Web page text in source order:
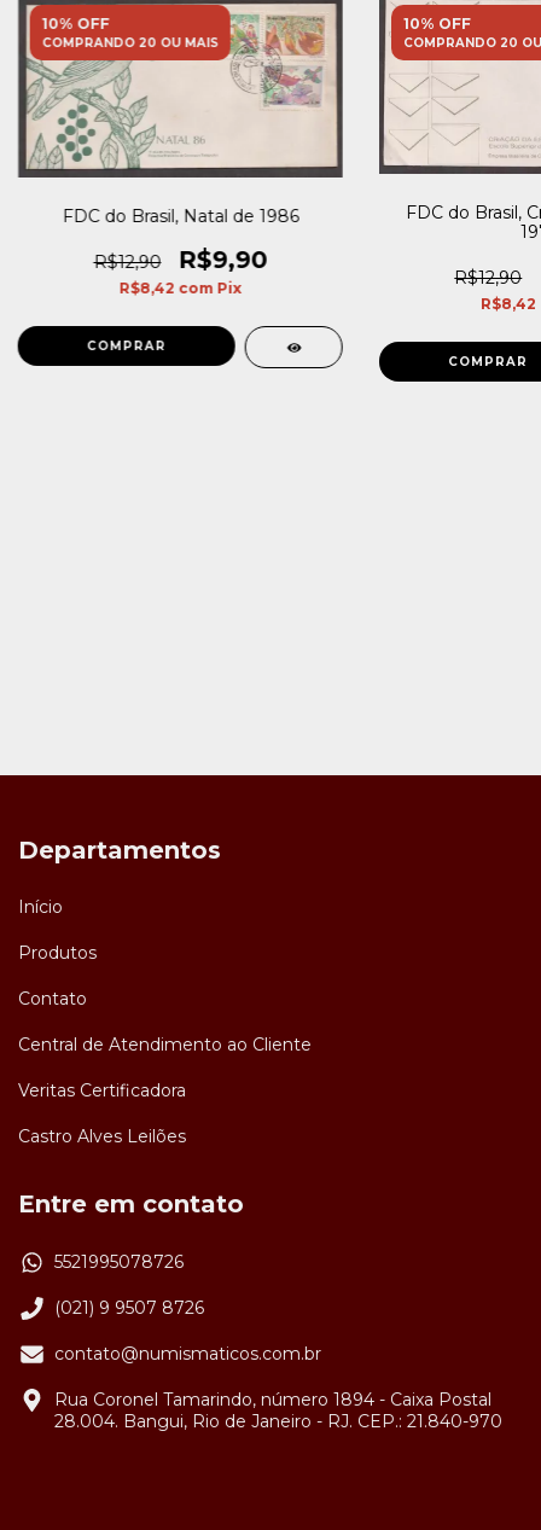
10% OFF
COMPRANDO 20 OU MAIS
FDC do Brasil, Natal de 1986
R$12,90 R$9,90
R$8,42 com Pix
10% OFF
COMPRANDO 20
FDC do Brasil,
R$12,90
R$8,42
Departamentos
Início
Produtos
Contato
Central de Atendimento ao Cliente
Veritas Certificadora
Castro Alves Leilões
Entre em contato
5521995078726
(021) 9 9507 8726
contato@numismaticos.com.br
Rua Coronel Tamarindo, número 1894 - Caixa Postal
28.004. Bangui, Rio de Janeiro - RJ. CEP.: 21.840-970